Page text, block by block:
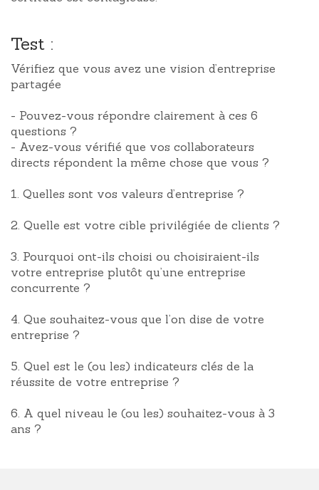
Test :
Vérifiez que vous avez une vision d’entreprise
partagée
- Pouvez-vous répondre clairement à ces 6
questions ?
- Avez-vous vérifié que vos collaborateurs
directs répondent la même chose que vous ?
1. Quelles sont vos valeurs d’entreprise ?
2. Quelle est votre cible privilégiée de clients ?
3. Pourquoi ont-ils choisi ou choisiraient-ils
votre entreprise plutôt qu’une entreprise
concurrente ?
4. Que souhaitez-vous que l’on dise de votre
entreprise ?
5. Quel est le (ou les) indicateurs clés de la
réussite de votre entreprise ?
6. A quel niveau le (ou les) souhaitez-vous à 3
ans ?